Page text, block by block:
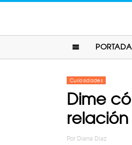
PORTADA
Curiosidades
Dime
relación
Por Diana Diaz